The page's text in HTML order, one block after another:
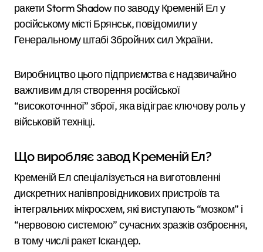
ракети Storm Shadow по заводу Кременій Ел у
російському місті Брянськ, повідомили у
Генеральному штабі Збройних сил України.
Виробництво цього підприємства є надзвичайно
важливим для створення російської
“високоточнної” зброї, яка відіграє ключову роль у
військовій техніці.
Що виробляє завод Кременій Ел?
Кременій Ел спеціалізується на виготовленні
дискретних напівпровідникових пристроїв та
інтегральних мікросхем, які виступають “мозком” і
“нервовою системою” сучасних зразків озброєння,
в тому числі ракет Іскандер.